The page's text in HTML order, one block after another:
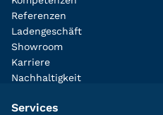
Referenzen
Ladengeschäft
Showroom
Karriere
Nachhaltigkeit
Services